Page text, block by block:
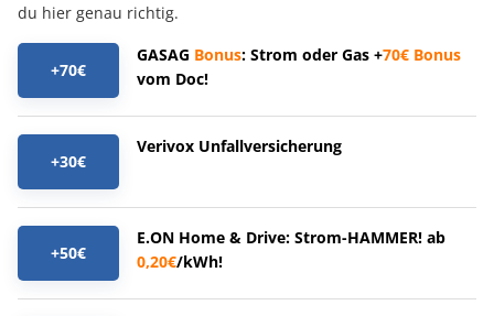
du hier genau richtig.
+70€
GASAG Bonus: Strom oder Gas +70€ Bonus
vom Doc!
+30€
Verivox Unfallversicherung
+50€
E.ON Home & Drive: Strom-HAMMER! ab
0,20€/kWh!